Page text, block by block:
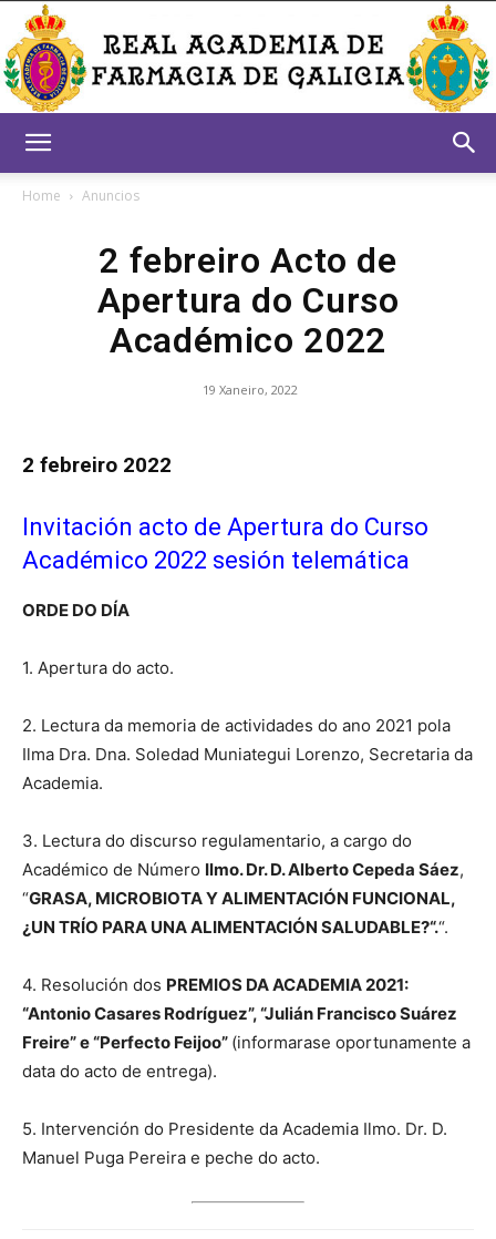
Academia
de
Home Anuncios
2 febreiro Acto de
Apertura do Curso
Académico 2022
19 Xaneiro, 2022
2 febreiro 2022
Invitación acto de Apertura do Curso
Académico 2022 sesión telemática
ORDE DO DÍA
1. Apertura do acto.
2. Lectura da memoria de actividades do ano 2021 pola
Ilma Dra. Dna. Soledad Muniategui Lorenzo, Secretaria da
Academia.
3. Lectura do discurso regulamentario, a cargo do
Académico de Número Ilmo. Dr. D. Alberto Cepeda Sáez,
“GRASA, MICROBIOTA Y ALIMENTACIÓN FUNCIONAL,
¿UN TRÍO PARA UNA ALIMENTACIÓN SALUDABLE?“.“.
4. Resolución dos PREMIOS DA ACADEMIA 2021:
“Antonio Casares Rodríguez”, “Julián Francisco Suárez
Freire” e “Perfecto Feijoo” (informarase oportunamente a
data do acto de entrega).
5. Intervención do Presidente da Academia Ilmo. Dr. D.
Manuel Puga Pereira e peche do acto.